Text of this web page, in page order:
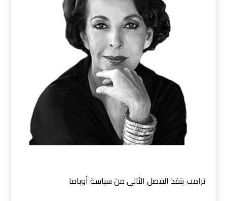
ترامب ينفذ الفصل الثاني من سياسة أوباما